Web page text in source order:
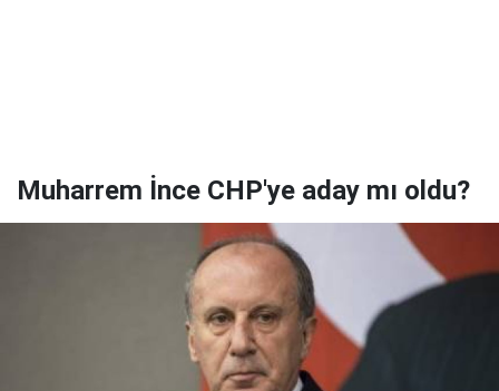
Muharrem İnce CHP'ye aday mı oldu?